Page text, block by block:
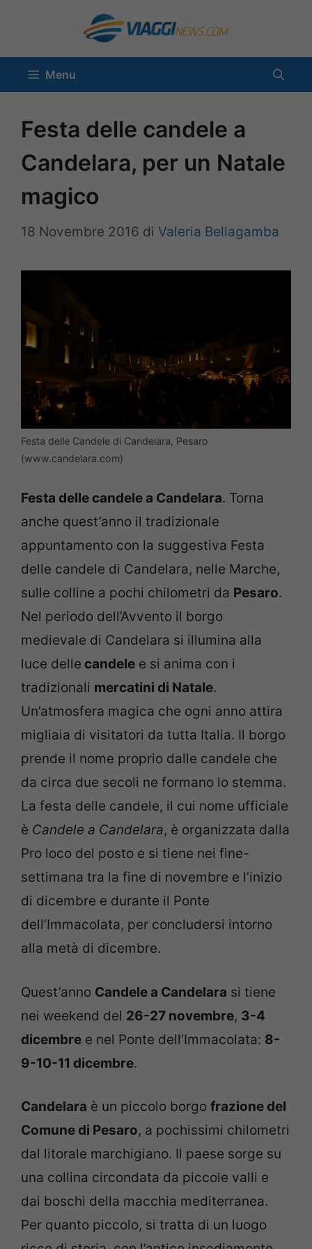
contenuto
Menu
Festa delle candele a
Candelara, per un Natale
magico
18 Novembre 2016 di Valeria Bellagamba
Festa delle Candele di Candelara, Pesaro
(www.candelara.com)
Festa delle candele a Candelara. Torna
anche quest’anno il tradizionale
appuntamento con la suggestiva Festa
delle candele di Candelara, nelle Marche,
sulle colline a pochi chilometri da Pesaro.
Nel periodo dell’Avvento il borgo
medievale di Candelara si illumina alla
luce delle candele e si anima con i
tradizionali mercatini di Natale.
Un’atmosfera magica che ogni anno attira
migliaia di visitatori da tutta Italia. Il borgo
prende il nome proprio dalle candele che
da circa due secoli ne formano lo stemma.
La festa delle candele, il cui nome ufficiale
è Candele a Candelara, è organizzata dalla
Pro loco del posto e si tiene nei fine-
settimana tra la fine di novembre e l’inizio
di dicembre e durante il Ponte
dell’Immacolata, per concludersi intorno
alla metà di dicembre.
Quest’anno Candele a Candelara si tiene
nei weekend del 26-27 novembre, 3-4
dicembre e nel Ponte dell’Immacolata: 8-
9-10-11 dicembre.
Candelara è un piccolo borgo frazione del
Comune di Pesaro, a pochissimi chilometri
dal litorale marchigiano. Il paese sorge su
una collina circondata da piccole valli e
dai boschi della macchia mediterranea.
Per quanto piccolo, si tratta di un luogo